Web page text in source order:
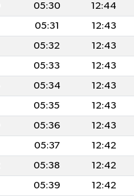
05:30
12:44
05:31
12:43
05:32
12:43
05:33
12:43
05:34
12:43
05:35
12:43
05:36
12:43
05:37
12:42
05:38
12:42
05:39
12:42